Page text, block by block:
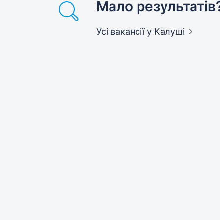
Мало
Усі вакансіїу Калуші